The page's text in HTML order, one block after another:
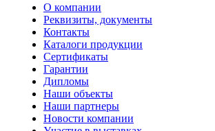
О компании
Реквизиты, документы
Контакты
Каталоги продукции
Сертификаты
Гарантии
Дипломы
Наши объекты
Наши партнеры
Новости компании